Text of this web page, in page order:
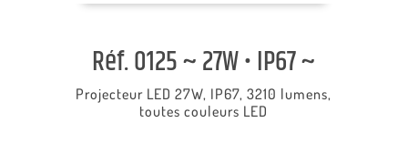
Réf. 0125 ~ 27W • IP67 ~
Projecteur LED 27W, IP67, 3210 lumens,
toutes couleurs LED